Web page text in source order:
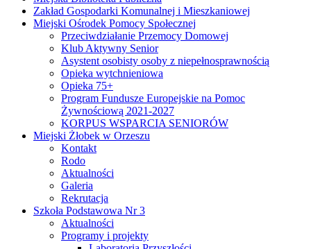
Zakład Gospodarki Komunalnej i Mieszkaniowej
Miejski Ośrodek Pomocy Społecznej
Przeciwdziałanie Przemocy Domowej
Klub Aktywny Senior
Asystent osobisty osoby z niepełnosprawnością
Opieka wytchnieniowa
Opieka 75+
Program Fundusze Europejskie na Pomoc
Żywnościową 2021-2027
KORPUS WSPARCIA SENIORÓW
Miejski Żłobek w Orzeszu
Kontakt
Rodo
Aktualności
Galeria
Rekrutacja
Szkoła Podstawowa Nr 3
Aktualności
Programy i projekty